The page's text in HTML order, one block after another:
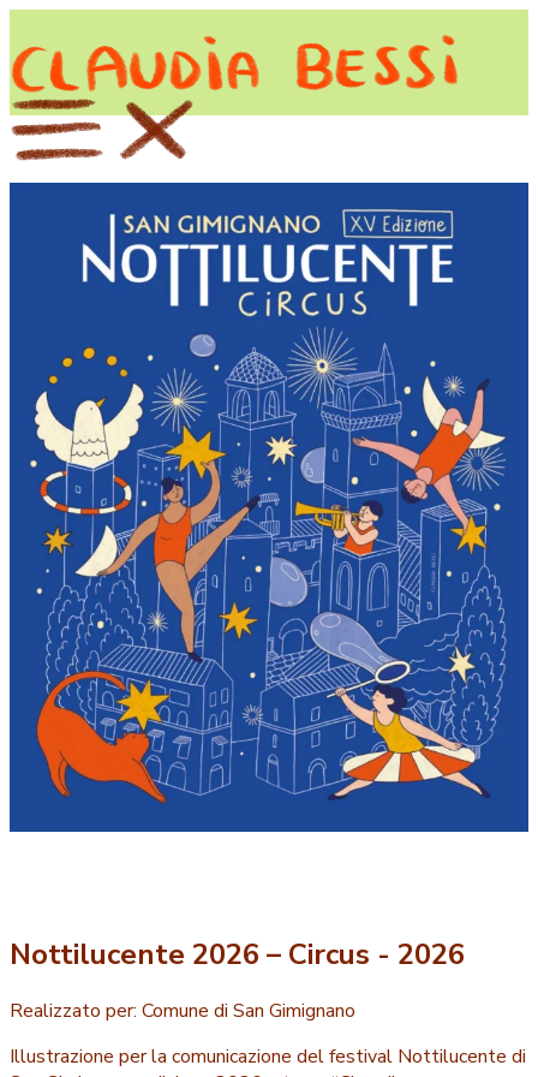
Nottilucente 2026 – Circus - 2026
Realizzato per: Comune di San Gimignano
Illustrazione per la comunicazione del festival Nottilucente di